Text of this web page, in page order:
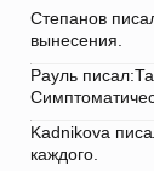
Степанов
вынесения.
Рауль
Kadnikova
каждого.